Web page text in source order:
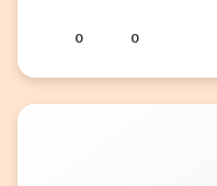
0 0